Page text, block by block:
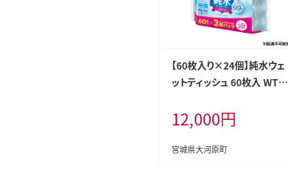
【60枚入り×24個】純水ウェ
ットティッシュ 60枚入 WTS-
ィシュ アイリスオーヤマ ノン
アルコール 手指 口まわり 手
拭き シート 純水 お出かけ
12,000円
宮城県大河原町